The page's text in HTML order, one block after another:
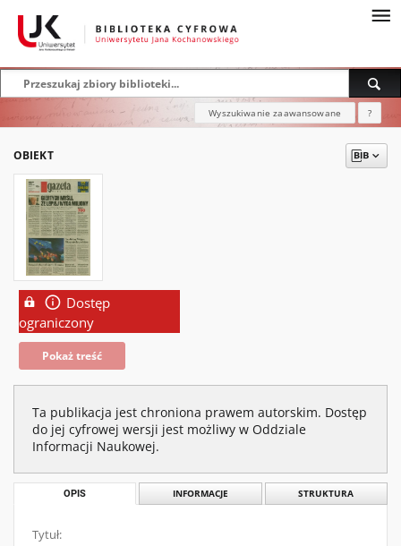
Wyszukiwanie zaawansowane ?
OBIEKT
Dostęp
ograniczony
Pokaż treść
Ta publikacja jest chroniona prawem autorskim. Dostęp
do jej cyfrowej wersji jest możliwy w Oddziale
Informacji Naukowej.
OPIS INFORMACJE STRUKTURA
Tytuł: